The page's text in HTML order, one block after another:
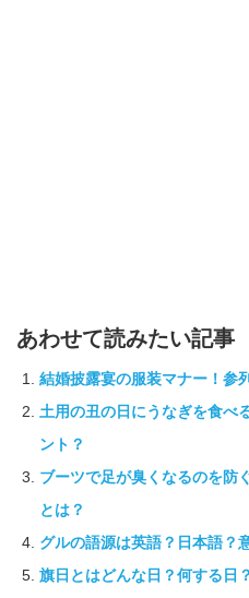
あわせて読みたい記事
結婚披露宴の服装マナー！参
土用の丑の日にうなぎを食べ
ント？
ブーツで足が臭くなるのを防
とは？
グルの語源は英語？日本語？
旗日とはどんな日？何する日